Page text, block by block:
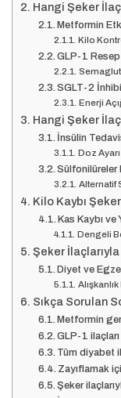
Hangi Şeker
Metformin
Kilo
GLP-1
SGLT-2
Enerji
Hangi Şeker
İnsülin
Doz
Sülfonilüreler
Alternatif
Kilo Kaybı
Kas Kaybı
Dengeli
Şeker İlaçlarıyla
Diyet ve
Sıkça Sorulan
Metformin
GLP-1
Tüm diyabet
Zayıflamak
Şeker